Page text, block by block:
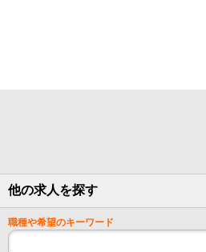
他の求人を探す
職種や希望のキーワード